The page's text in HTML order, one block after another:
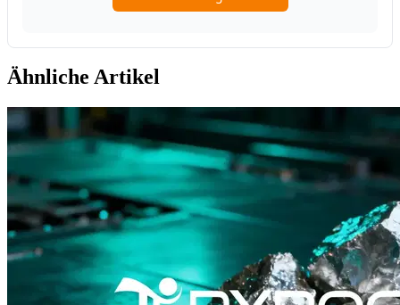
Ähnliche Artikel